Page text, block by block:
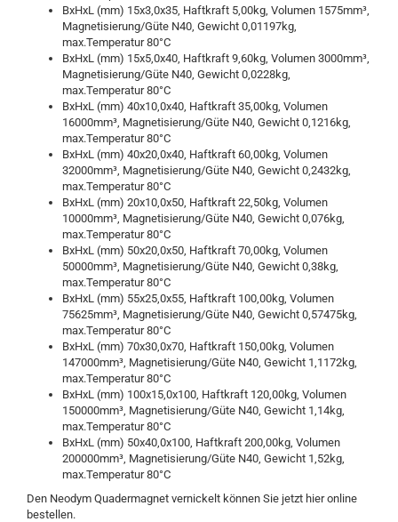
BxHxL (mm) 15x3,0x35, Haftkraft 5,00kg, Volumen 1575mm³,
Magnetisierung/Güte N40, Gewicht 0,01197kg,
max.Temperatur 80°C
BxHxL (mm) 15x5,0x40, Haftkraft 9,60kg, Volumen 3000mm³,
Magnetisierung/Güte N40, Gewicht 0,0228kg,
max.Temperatur 80°C
BxHxL (mm) 40x10,0x40, Haftkraft 35,00kg, Volumen
16000mm³, Magnetisierung/Güte N40, Gewicht 0,1216kg,
max.Temperatur 80°C
BxHxL (mm) 40x20,0x40, Haftkraft 60,00kg, Volumen
32000mm³, Magnetisierung/Güte N40, Gewicht 0,2432kg,
max.Temperatur 80°C
BxHxL (mm) 20x10,0x50, Haftkraft 22,50kg, Volumen
10000mm³, Magnetisierung/Güte N40, Gewicht 0,076kg,
max.Temperatur 80°C
BxHxL (mm) 50x20,0x50, Haftkraft 70,00kg, Volumen
50000mm³, Magnetisierung/Güte N40, Gewicht 0,38kg,
max.Temperatur 80°C
BxHxL (mm) 55x25,0x55, Haftkraft 100,00kg, Volumen
75625mm³, Magnetisierung/Güte N40, Gewicht 0,57475kg,
max.Temperatur 80°C
BxHxL (mm) 70x30,0x70, Haftkraft 150,00kg, Volumen
147000mm³, Magnetisierung/Güte N40, Gewicht 1,1172kg,
max.Temperatur 80°C
BxHxL (mm) 100x15,0x100, Haftkraft 120,00kg, Volumen
150000mm³, Magnetisierung/Güte N40, Gewicht 1,14kg,
max.Temperatur 80°C
BxHxL (mm) 50x40,0x100, Haftkraft 200,00kg, Volumen
200000mm³, Magnetisierung/Güte N40, Gewicht 1,52kg,
max.Temperatur 80°C
Den Neodym Quadermagnet vernickelt können Sie jetzt hier online
bestellen.